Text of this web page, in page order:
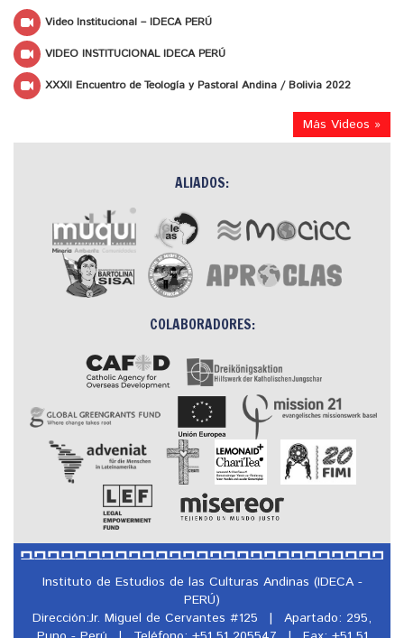
Video Institucional – IDECA PERÚ
VIDEO INSTITUCIONAL IDECA PERÚ
XXXII Encuentro de Teología y Pastoral Andina / Bolivia 2022
Más Videos »
ALIADOS:
COLABORADORES:
Instituto de Estudios de las Culturas Andinas (IDECA -
PERÚ)
Dirección:Jr. Miguel de Cervantes #125
|
Apartado: 295,